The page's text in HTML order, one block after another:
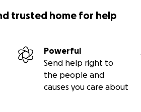
trusted home for help
Powerful
Send help right to
the people and
causes you care about